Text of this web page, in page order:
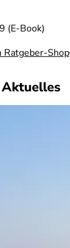
(E-Book)
Ratgeber-Shop
Aktuelles